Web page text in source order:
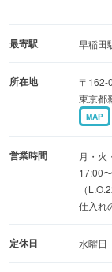
料理との相性を
お好みに合わせて
◆落ち着きのある
店内は照明を抑え
自然と足を運び
お仕事帰りの一
幅広いシーンに寄
最寄駅 早稲田
所在地
〒162-
東京都
MAP
営業時間
月・火
17:00
（
仕入れ
定休日 水曜日